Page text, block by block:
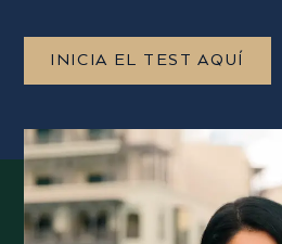
INICIA EL TEST AQUÍ